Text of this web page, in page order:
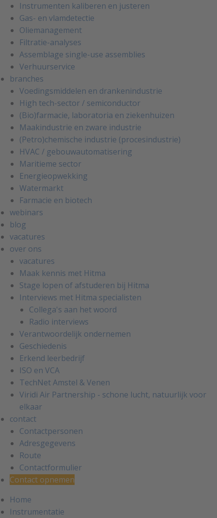
Instrumenten kaliberen en justeren
Gas- en vlamdetectie
Oliemanagement
Filtratie-analyses
Assemblage single-use assemblies
Verhuurservice
branches
Voedingsmiddelen en drankenindustrie
High tech-sector / semiconductor
(Bio)farmacie, laboratoria en ziekenhuizen
Maakindustrie en zware industrie
(Petro)chemische industrie (procesindustrie)
HVAC / gebouwautomatisering
Maritieme sector
Energieopwekking
Watermarkt
Farmacie en biotech
webinars
blog
vacatures
over ons
vacatures
Maak kennis met Hitma
Stage lopen of afstuderen bij Hitma
Interviews met Hitma specialisten
Collega's aan het woord
Radio interviews
Verantwoordelijk ondernemen
Geschiedenis
Erkend leerbedrijf
ISO en VCA
TechNet Amstel & Venen
Viridi Air Partnership - schone lucht, natuurlijk voor
elkaar
contact
Contactpersonen
Adresgegevens
Route
Contactformulier
Contact opnemen
Home
Instrumentatie